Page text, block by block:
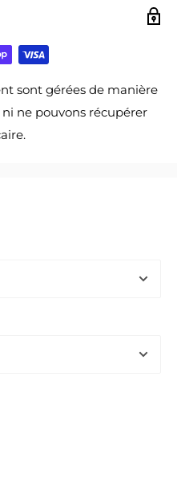
sont gérées de manière
ne pouvons récupérer